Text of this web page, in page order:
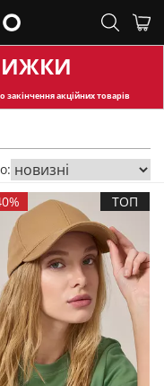
закінчення акційних товарів
ТОП